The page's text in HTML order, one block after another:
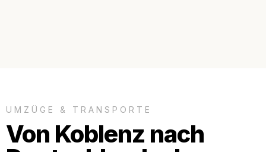
UMZÜGE & TRANSPORTE
Von Koblenz nach